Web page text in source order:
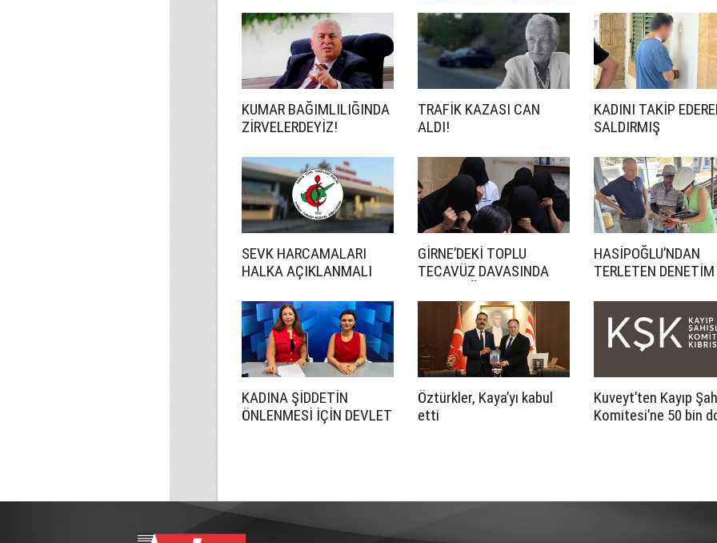
KUMAR BAĞIMLILIĞINDA
ZİRVELERDEYİZ!
TRAFİK KAZASI CAN
ALDI!
KADINI TAKİP
SALDIRMIŞ
SEVK HARCAMALARI
HALKA AÇIKLANMALI
GİRNE’DEKİ TOPLU
TECAVÜZ DAVASINDA
HASİPOĞLU’NDAN
TERLETEN DENETİM
KADINA ŞİDDETİN
ÖNLENMESİ İÇİN DEVLET
Öztürkler, Kaya’yı kabul
etti
Kuveyt’ten Kayıp
Komitesi’ne 50 bin